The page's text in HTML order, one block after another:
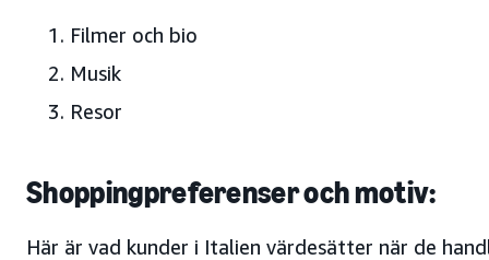
Filmer och bio
Musik
Resor
Shoppingpreferenser och motiv:
Här är vad kunder i Italien värdesätter när de